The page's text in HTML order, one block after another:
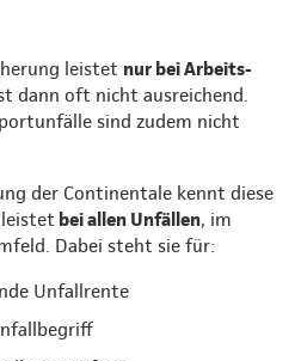
leistet nur bei Arbeits-
dann oft nicht ausreichend.
sind zudem nicht
der Continentale kennt diese
leistet bei allen Unfällen, im
Dabei steht sie für:
Unfallrente